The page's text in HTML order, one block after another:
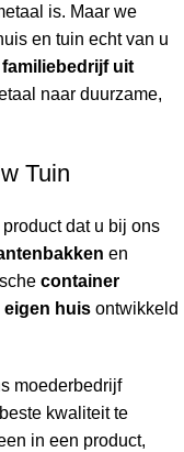
is. Maar we
en tuin echtvan u
uit
naar duurzame,
Tuin
dat u bij ons
en
container
eigen huis ontwikkeld
moederbedrijf
kwaliteit te
in een product,